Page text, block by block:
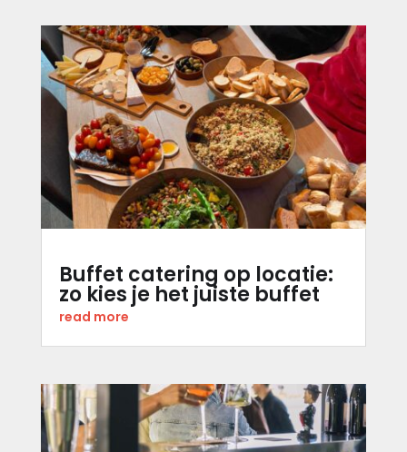
Buffet catering op locatie:
zo kies je het juiste buffet
read more